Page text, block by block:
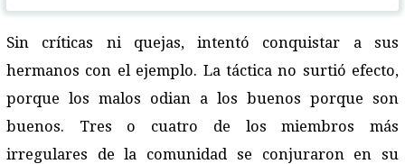
Sin críticas ni quejas, intentó conquistar a sus
hermanos con el ejemplo. La táctica no surtió efecto,
porque los malos odian a los buenos porque son
buenos. Tres o cuatro de los miembros más
irregulares de la comunidad se conjuraron en su